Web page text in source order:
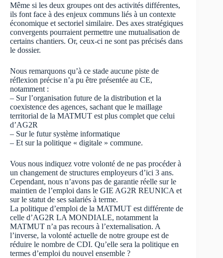
Même si les deux groupes ont des activités différentes,
ils font face à des enjeux communs liés à un contexte
économique et sectoriel similaire. Des axes stratégiques
convergents pourraient permettre une mutualisation de
certains chantiers. Or, ceux-ci ne sont pas précisés dans
le dossier.
Nous remarquons qu’à ce stade aucune piste de
réflexion précise n’a pu être présentée au CE,
notamment :
– Sur l’organisation future de la distribution et la
coexistence des agences, sachant que le maillage
territorial de la MATMUT est plus complet que celui
d’AG2R
– Sur le futur système informatique
– Et sur la politique « digitale » commune.
Vous nous indiquez votre volonté de ne pas procéder à
un changement de structures employeurs d’ici 3 ans.
Cependant, nous n’avons pas de garantie réelle sur le
maintien de l’emploi dans le GIE AG2R REUNICA et
sur le statut de ses salariés à terme.
La politique d’emploi de la MATMUT est différente de
celle d’AG2R LA MONDIALE, notamment la
MATMUT n’a pas recours à l’externalisation. A
l’inverse, la volonté actuelle de notre groupe est de
réduire le nombre de CDI. Qu’elle sera la politique en
termes d’emploi du nouvel ensemble ?